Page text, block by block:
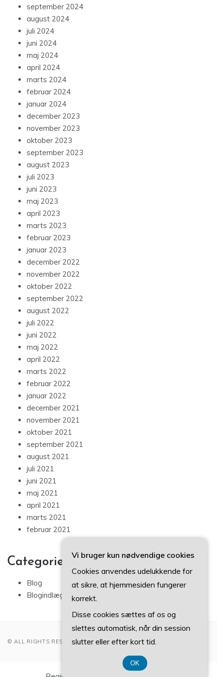
september 2024
august 2024
juli 2024
juni 2024
maj 2024
april 2024
marts 2024
februar 2024
januar 2024
december 2023
november 2023
oktober 2023
september 2023
august 2023
juli 2023
juni 2023
maj 2023
april 2023
marts 2023
februar 2023
januar 2023
december 2022
november 2022
oktober 2022
september 2022
august 2022
juli 2022
juni 2022
maj 2022
april 2022
marts 2022
februar 2022
januar 2022
december 2021
november 2021
oktober 2021
september 2021
august 2021
juli 2021
juni 2021
maj 2021
april 2021
marts 2021
februar 2021
Categories
Blog
Blogindlæg
© ALL RIGHTS RESERVED 2022
Vi bruger kun nødvendige cookies
Cookies anvendes udelukkende for
at sikre, at hjemmesiden fungerer
korrekt.
Disse cookies sættes af os og
slettes automatisk, når din session
slutter eller efter kort tid.
OK